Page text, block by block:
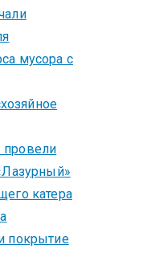
мусора с
провели
катера
покрытие